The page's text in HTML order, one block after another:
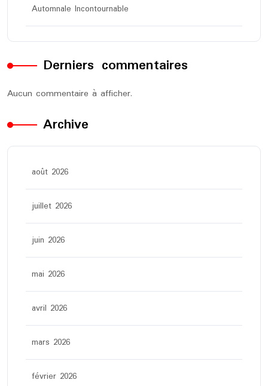
Automnale Incontournable
Derniers commentaires
Aucun commentaire à afficher.
Archive
août 2026
juillet 2026
juin 2026
mai 2026
avril 2026
mars 2026
février 2026